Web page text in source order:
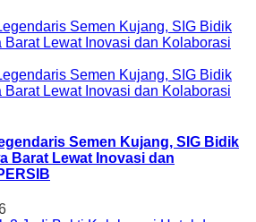
Semen Kujang, SIG Bidik
Barat Lewat Inovasi dan